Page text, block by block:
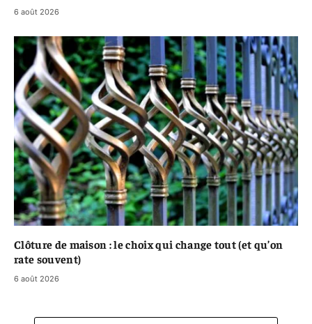
6 août 2026
Clôture de maison : le choix qui change tout (et qu’on
rate souvent)
6 août 2026